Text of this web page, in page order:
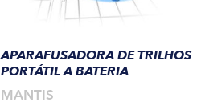
APARAFUSADORA DE TRILHOS
PORTÁTIL A BATERIA
MANTIS